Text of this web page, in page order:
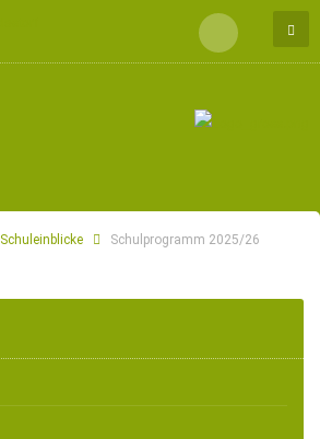
Schuleinblicke Schulprogramm 2025/26